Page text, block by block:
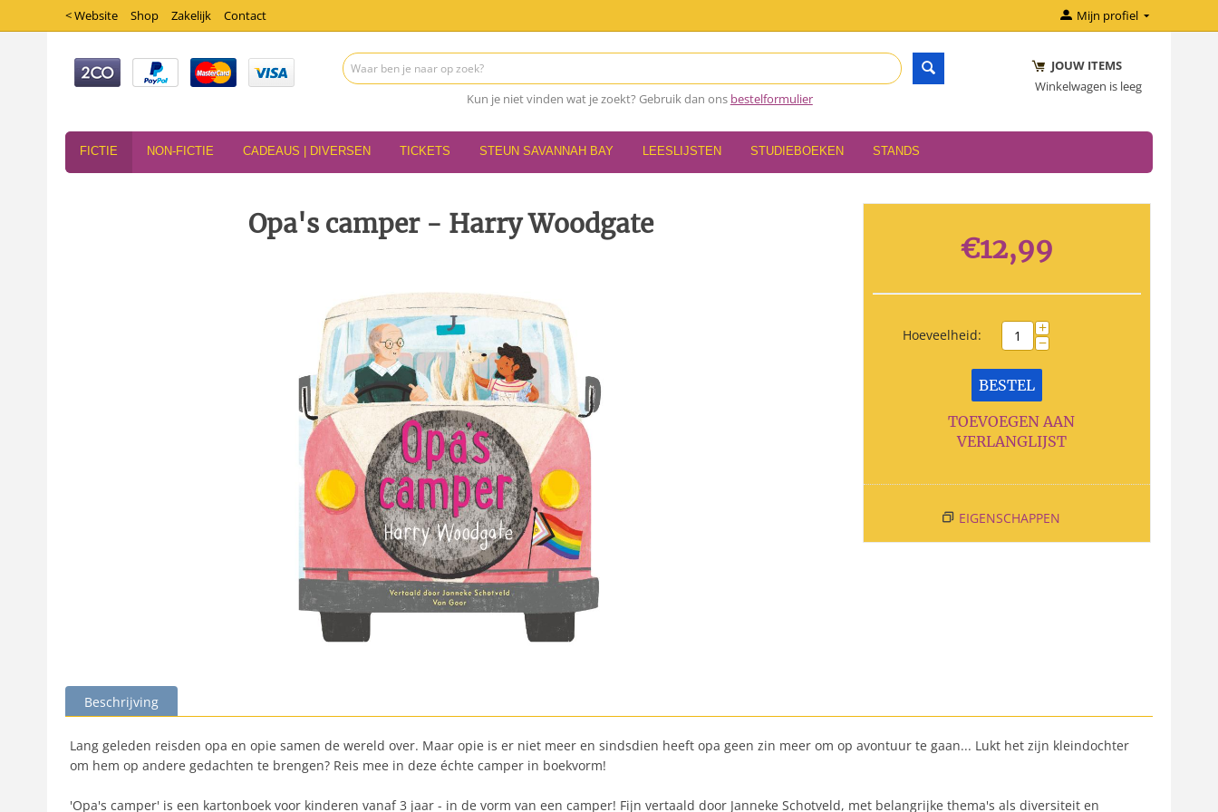
< Website Shop Zakelijk Contact Mijn profiel
Kun je niet vinden wat je zoekt? Gebruik dan ons bestelformulier
JOUW ITEMS
Winkelwagen is leeg
FICTIE NON-FICTIE CADEAUS | DIVERSEN TICKETS STEUN SAVANNAH BAY LEESLIJSTEN STUDIEBOEKEN STANDS
Opa's camper - Harry Woodgate
€12,99
Hoeveelheid: +
−
BESTEL
TOEVOEGEN AAN
VERLANGLIJST
EIGENSCHAPPEN
Beschrijving
Lang geleden reisden opa en opie samen de wereld over. Maar opie is er niet meer en sindsdien heeft opa geen zin meer om op avontuur te gaan... Lukt het zijn kleindochter
om hem op andere gedachten te brengen? Reis mee in deze échte camper in boekvorm!
'Opa's camper' is een kartonboek voor kinderen vanaf 3 jaar - in de vorm van een camper! Fijn vertaald door Janneke Schotveld, met belangrijke thema's als diversiteit en